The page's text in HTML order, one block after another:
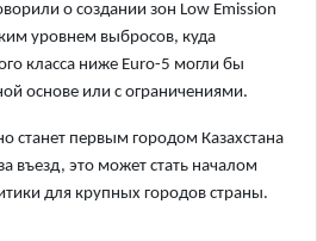
о создании зон Low Emission
уровнем выбросов, куда
класса ниже Euro-5 могли бы
основе или с ограничениями.
станет первым городом Казахстана
въезд, это может стать началом
для крупных городов страны.